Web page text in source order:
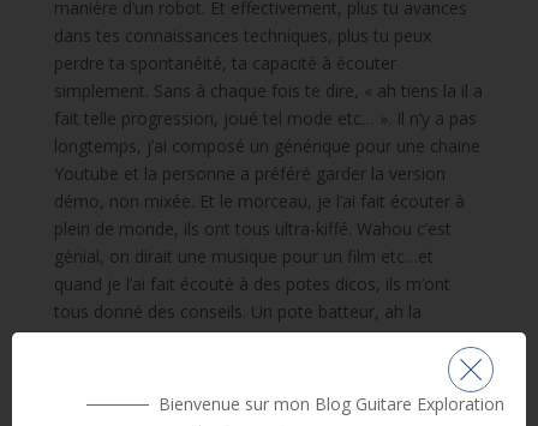
manière d’un robot. Et effectivement, plus tu avances
dans tes connaissances techniques, plus tu peux
perdre ta spontanéité, ta capacité à écouter
simplement. Sans à chaque fois te dire, « ah tiens la il a
fait telle progression, joué tel mode etc… ». Il n’y a pas
longtemps, j’ai composé un générique pour une chaine
Youtube et la personne a préféré garder la version
démo, non mixée. Et le morceau, je l’ai fait écouter à
plein de monde, ils ont tous ultra-kiffé. Wahou c’est
génial, on dirait une musique pour un film etc…et
quand je l’ai fait écouté à des potes dicos, ils m’ont
tous donné des conseils. Un pote batteur, ah la
batterie est trop çi, trop ça. Un autre pote, ah je verrais
bien une partie de saxo ici et il faudrait revoir le mix
aussi. En fait tu t’en sors jamais alors que pour 90%
des gens, ceux qui ne sont pas musiciens ils entendent
Bienvenue sur mon Blog Guitare Exploration